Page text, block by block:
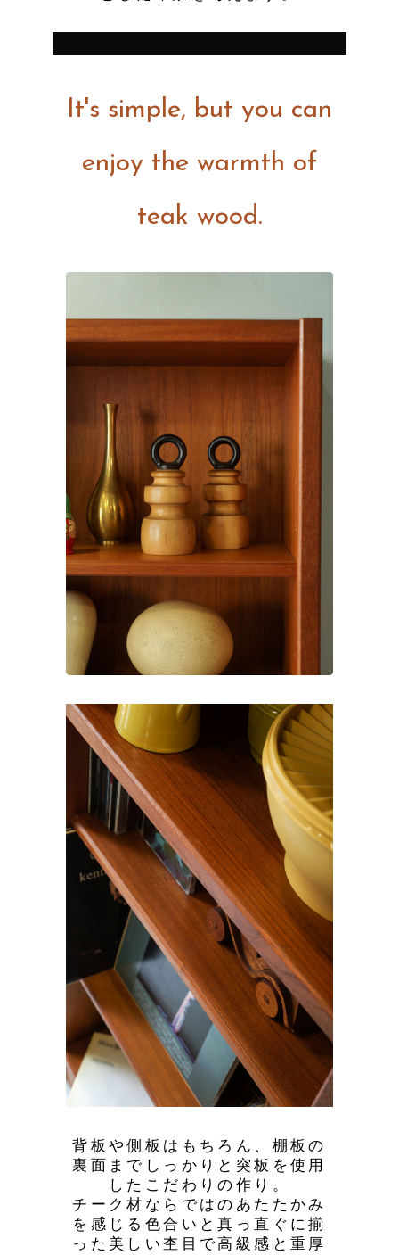
It's simple, but you can
enjoy the warmth of
teak wood.
背板や側板はもちろん、棚板の
裏面までしっかりと突板を使用
したこだわりの作り。
チーク材ならではのあたたかみ
を感じる色合いと真っ直ぐに揃
った美しい杢目で高級感と重厚